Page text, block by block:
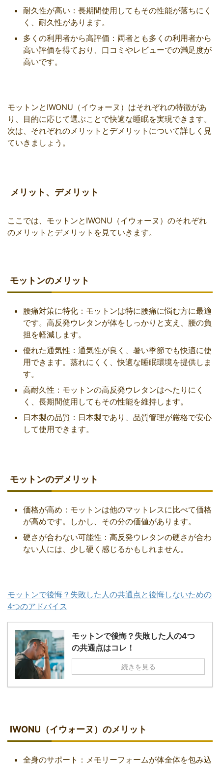
耐久性が高い：長期間使用してもその性能が落ちにく
く、耐久性があります。
多くの利用者から高評価：両者とも多くの利用者から
高い評価を得ており、口コミやレビューでの満足度が
高いです。
モットンとIWONU（イウォーヌ）はそれぞれの特徴があ
り、目的に応じて選ぶことで快適な睡眠を実現できます。
次は、それぞれのメリットとデメリットについて詳しく見
ていきましょう。
メリット、デメリット
ここでは、モットンとIWONU（イウォーヌ）のそれぞれ
のメリットとデメリットを見ていきます。
モットンのメリット
腰痛対策に特化：モットンは特に腰痛に悩む方に最適
です。高反発ウレタンが体をしっかりと支え、腰の負
担を軽減します。
優れた通気性：通気性が良く、暑い季節でも快適に使
用できます。蒸れにくく、快適な睡眠環境を提供しま
す。
高耐久性：モットンの高反発ウレタンはへたりにく
く、長期間使用してもその性能を維持します。
日本製の品質：日本製であり、品質管理が厳格で安心
して使用できます。
モットンのデメリット
価格が高め：モットンは他のマットレスに比べて価格
が高めです。しかし、その分の価値があります。
硬さが合わない可能性：高反発ウレタンの硬さが合わ
ない人には、少し硬く感じるかもしれません。
モットンで後悔？失敗した人の共通点と後悔しないための
4つのアドバイス
モットンで後悔？失敗した人の4つ
の共通点はコレ！
続きを見る
IWONU（イウォーヌ）のメリット
全身のサポート：メモリーフォームが体全体を包み込